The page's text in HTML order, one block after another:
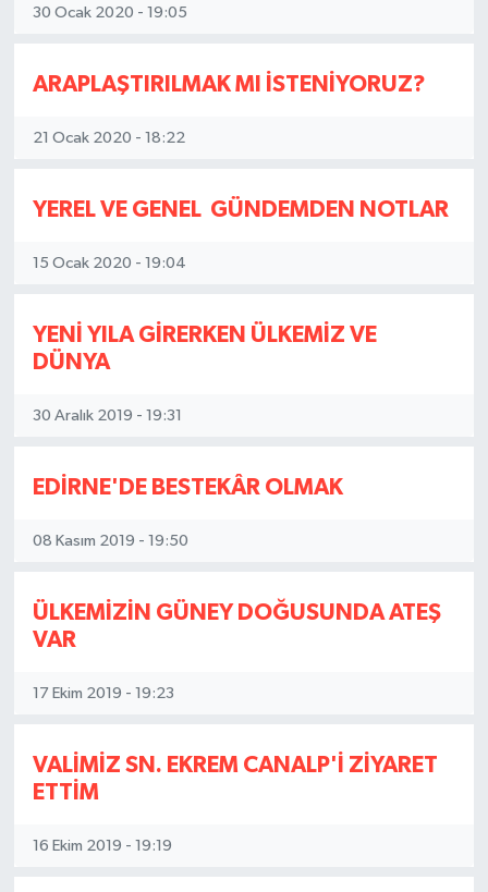
30 Ocak 2020 - 19:05
ARAPLAŞTIRILMAK MI İSTENİYORUZ?
21 Ocak 2020 - 18:22
YEREL VE GENEL GÜNDEMDEN NOTLAR
15 Ocak 2020 - 19:04
YENİ YILA GİRERKEN ÜLKEMİZ VE
DÜNYA
30 Aralık 2019 - 19:31
EDİRNE'DE BESTEKÂR OLMAK
08 Kasım 2019 - 19:50
ÜLKEMİZİN GÜNEY DOĞUSUNDA ATEŞ
VAR
17 Ekim 2019 - 19:23
VALİMİZ SN. EKREM CANALP'İ ZİYARET
ETTİM
16 Ekim 2019 - 19:19